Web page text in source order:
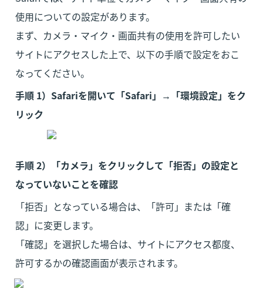
使用についての設定があります。
まず、カメラ・マイク・画面共有の使用を許可したい
サイトにアクセスした上で、以下の手順で設定をおこ
なってください。
手順 1）Safariを開いて「Safari」→「環境設定」をク
リック
手順 2）「カメラ」をクリックして「拒否」の設定と
なっていないことを確認
「拒否」となっている場合は、「許可」または「確
認」に変更します。
「確認」を選択した場合は、サイトにアクセス都度、
許可するかの確認画面が表示されます。